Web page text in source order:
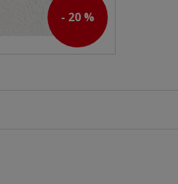
- 20 %